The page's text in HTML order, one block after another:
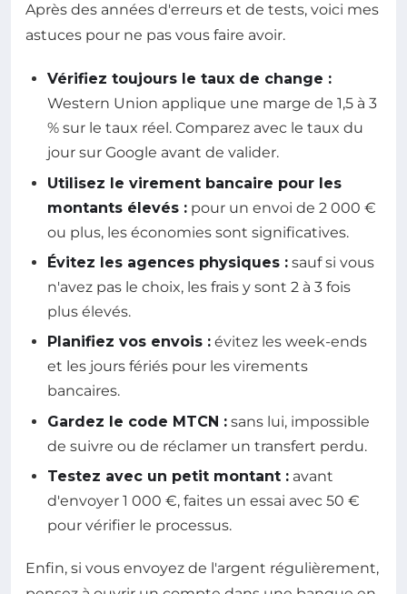
Après des années d'erreurs et de tests, voici mes
astuces pour ne pas vous faire avoir.
Vérifiez toujours le taux de change :
Western Union applique une marge de 1,5 à 3
% sur le taux réel. Comparez avec le taux du
jour sur Google avant de valider.
Utilisez le virement bancaire pour les
montants élevés : pour un envoi de 2 000 €
ou plus, les économies sont significatives.
Évitez les agences physiques : sauf si vous
n'avez pas le choix, les frais y sont 2 à 3 fois
plus élevés.
Planifiez vos envois : évitez les week-ends
et les jours fériés pour les virements
bancaires.
Gardez le code MTCN : sans lui, impossible
de suivre ou de réclamer un transfert perdu.
Testez avec un petit montant : avant
d'envoyer 1 000 €, faites un essai avec 50 €
pour vérifier le processus.
Enfin, si vous envoyez de l'argent régulièrement,